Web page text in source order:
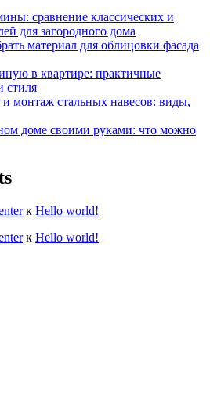
сравнение классических и
для загородного дома
материал для облицовки фасада
в квартире: практичные
стиля
монтаж стальных навесов: виды,
доме своими руками: что можно
к Hello world!
к Hello world!